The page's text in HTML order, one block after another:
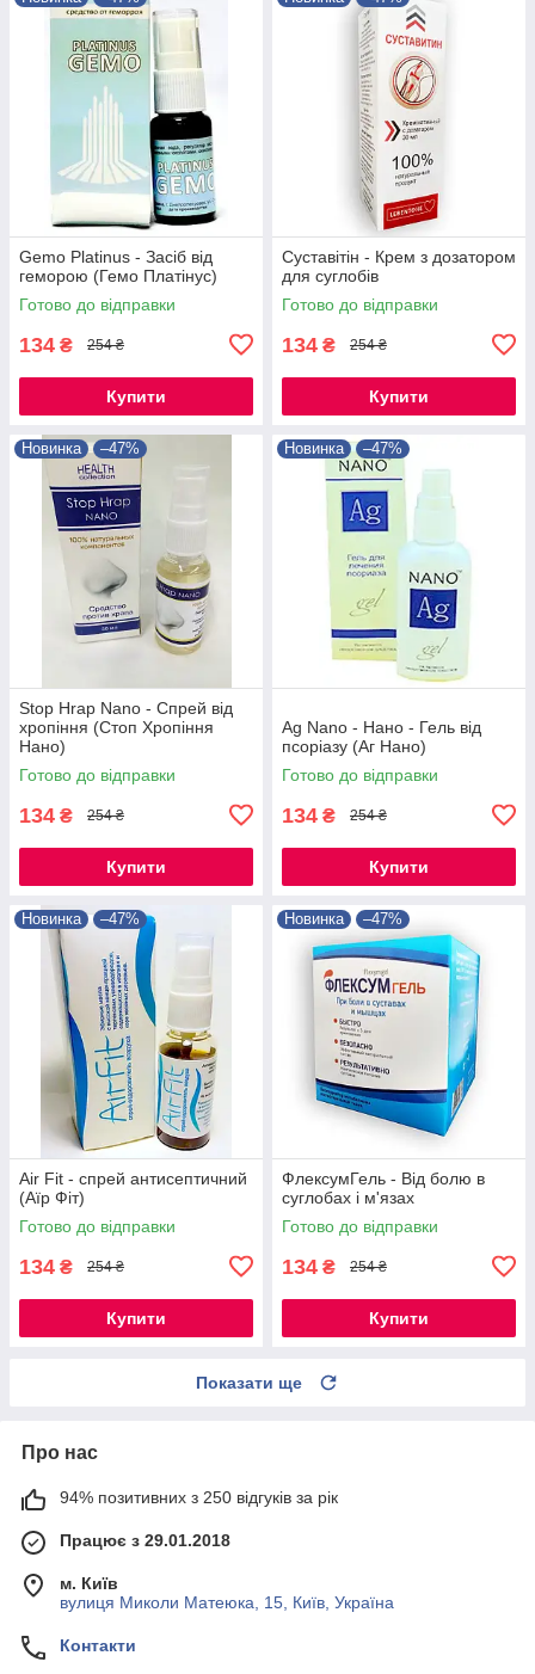
Gemo Platinus - Засіб від
геморою (Гемо Платінус)
Готово до відправки
134 ₴ 254 ₴
Купити
Суставітін - Крем з дозатором
для суглобів
Готово до відправки
134 ₴ 254 ₴
Купити
Новинка –47%
Stop Hrap Nano - Спрей від
хропіння (Стоп Хропіння
Нано)
Готово до відправки
134 ₴ 254 ₴
Купити
Новинка –47%
Ag Nano - Нано - Гель від
псоріазу (Аг Нано)
Готово до відправки
134 ₴ 254 ₴
Купити
Новинка –47%
Air Fit - спрей антисептичний
(Аїр Фіт)
Готово до відправки
134 ₴ 254 ₴
Купити
Новинка –47%
ФлексумГель - Від болю в
суглобах і м'язах
Готово до відправки
134 ₴ 254 ₴
Купити
Показати ще
Про нас
94% позитивних з 250 відгуків за рік
Працює з 29.01.2018
м. Київ
вулиця Миколи Матеюка, 15, Київ, Україна
Контакти